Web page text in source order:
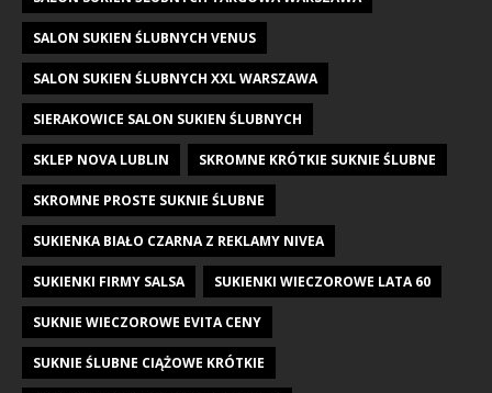
SALON SUKIEN ŚLUBNYCH VENUS
SALON SUKIEN ŚLUBNYCH XXL WARSZAWA
SIERAKOWICE SALON SUKIEN ŚLUBNYCH
SKLEP NOVA LUBLIN SKROMNE KRÓTKIE SUKNIE ŚLUBNE
SKROMNE PROSTE SUKNIE ŚLUBNE
SUKIENKA BIAŁO CZARNA Z REKLAMY NIVEA
SUKIENKI FIRMY SALSA SUKIENKI WIECZOROWE LATA 60
SUKNIE WIECZOROWE EVITA CENY
SUKNIE ŚLUBNE CIĄŻOWE KRÓTKIE